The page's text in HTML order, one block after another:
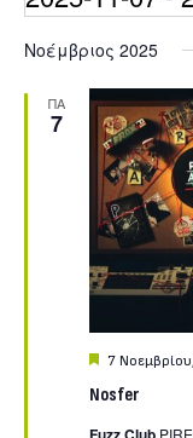
Νοέμβριος 2025
ΠΑ
7
Nosfer
Featured
7